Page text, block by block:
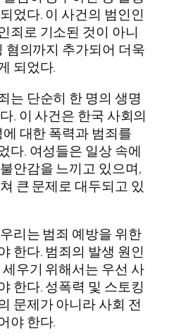
었다. 이 사건의 범인인
죄로 기소된 것이 아니
혐의까지 추가되어 더욱
되었다.
는 단순히 한 명의 생명
. 이 사건은 한국 사회의
대한 폭력과 범죄를
다. 여성들은 일상 속에
안감을 느끼고 있으며,
큰 문제로 대두되고 있
리는 범죄 예방을 위한
한다. 범죄의 발생 원인
우기 위해서는 우선 사
한다. 성폭력 및 스토킹
문제가 아니라 사회 전
야 한다.